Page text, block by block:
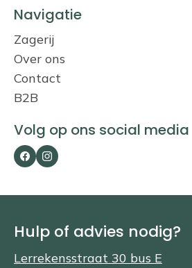
Navigatie
Zagerij
Over ons
Contact
B2B
Volg op ons social media
Facebook
Instagram
Hulp of advies nodig?
Lerrekensstraat 30 bus E